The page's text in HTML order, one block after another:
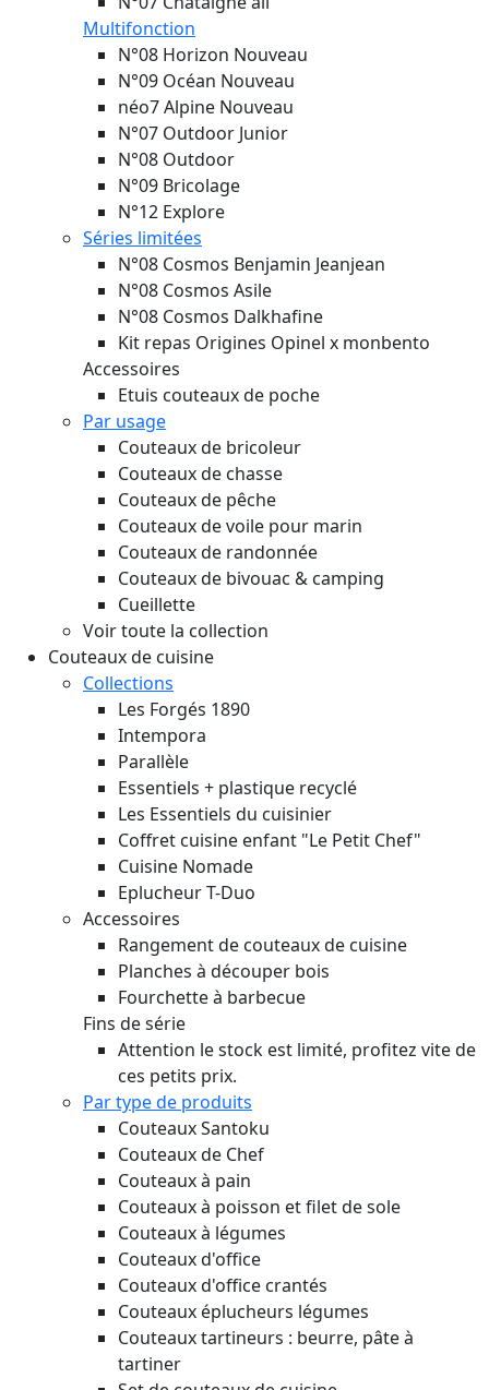
Multifonction
N°08 Horizon Nouveau
N°09 Océan Nouveau
néo7 Alpine Nouveau
N°07 Outdoor Junior
N°08 Outdoor
N°09 Bricolage
N°12 Explore
Séries limitées
N°08 Cosmos Benjamin Jeanjean
N°08 Cosmos Asile
N°08 Cosmos Dalkhafine
Kit repas Origines Opinel x monbento
Accessoires
Etuis couteaux de poche
Par usage
Couteaux de bricoleur
Couteaux de chasse
Couteaux de pêche
Couteaux de voile pour marin
Couteaux de randonnée
Couteaux de bivouac & camping
Cueillette
Voir toute la collection
Couteaux de cuisine
Collections
Les Forgés 1890
Intempora
Parallèle
Essentiels + plastique recyclé
Les Essentiels du cuisinier
Coffret cuisine enfant "Le Petit Chef"
Cuisine Nomade
Eplucheur T-Duo
Accessoires
Rangement de couteaux de cuisine
Planches à découper bois
Fourchette à barbecue
Fins de série
Attention le stock est limité, profitez vite de
ces petits prix.
Par type de produits
Couteaux Santoku
Couteaux de Chef
Couteaux à pain
Couteaux à poisson et filet de sole
Couteaux à légumes
Couteaux d'office
Couteaux d'office crantés
Couteaux éplucheurs légumes
Couteaux tartineurs : beurre, pâte à
tartiner